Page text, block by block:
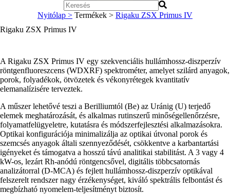
Nyitólap > Termékek > Rigaku ZSX Primus IV
Rigaku ZSX Primus IV
A Rigaku ZSX Primus IV egy szekvenciális hullámhossz-diszperzív
röntgenfluoreszcens (WDXRF) spektrométer, amelyet szilárd anyagok,
porok, folyadékok, ötvözetek és vékonyrétegek kvantitatív
elemanalízisére terveztek.
A műszer lehetővé teszi a Berilliumtól (Be) az Uránig (U) terjedő
elemek meghatározását, és alkalmas rutinszerű minőségellenőrzésre,
folyamatfelügyeletre, kutatásra és módszerfejlesztési alkalmazásokra.
Optikai konfigurációja minimalizálja az optikai útvonal porok és
szemcsés anyagok általi szennyeződését, csökkentve a karbantartási
igényeket és támogatva a hosszú távú analitikai stabilitást. A 3 vagy 4
kW-os, lezárt Rh-anódú röntgencsővel, digitális többcsatornás
analizátorral (D-MCA) és fejlett hullámhossz-diszperzív optikával
felszerelt rendszer nagy érzékenységet, kiváló spektrális felbontást és
megbízható nyomelem-teljesítményt biztosít.